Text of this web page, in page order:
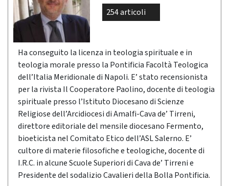
254 articoli
Ha conseguito la licenza in teologia spirituale e in
teologia morale presso la Pontificia Facoltà Teologica
dell’Italia Meridionale di Napoli. E’ stato recensionista
per la rivista Il Cooperatore Paolino, docente di teologia
spirituale presso l’Istituto Diocesano di Scienze
Religiose dell’Arcidiocesi di Amalfi-Cava de’ Tirreni,
direttore editoriale del mensile diocesano Fermento,
bioeticista nel Comitato Etico dell’ASL Salerno. E’
cultore di materie filosofiche e teologiche, docente di
I.R.C. in alcune Scuole Superiori di Cava de’ Tirreni e
Presidente del sodalizio Cavalieri della Bolla Pontificia.